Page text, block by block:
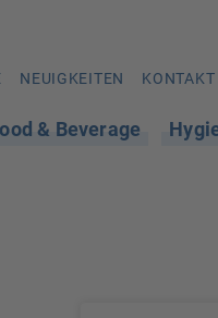
NEUIGKEITEN KONTAKT
& Beverage